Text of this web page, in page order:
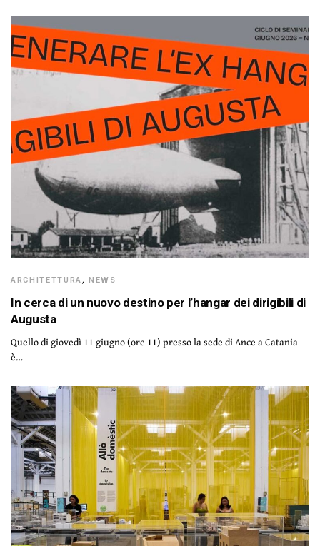
ARCHITETTURA,NEWS
In cerca di un nuovo destino per l’hangar dei dirigibili di
Augusta
Quello di giovedì 11 giugno (ore 11) presso la sede di Ance a Catania
è…